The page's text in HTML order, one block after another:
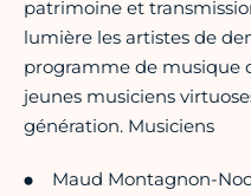
patrimoine et
lumière les artistes de
programme de musique
jeunes musiciens
génération. Musiciens
Maud Montagnon-